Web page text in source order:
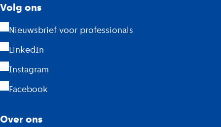
t
e
r
d
a
m
Volg ons
Nieuwsbrief voor professionals
LinkedIn
Instagram
Facebook
Over ons